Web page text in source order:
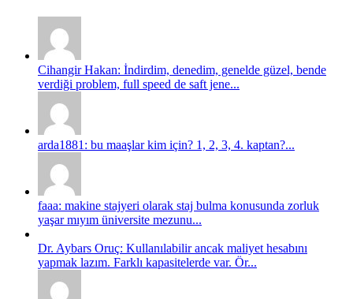
Cihangir Hakan: İndirdim, denedim, genelde güzel, bende
verdiği problem, full speed de saft jene...
arda1881: bu maaşlar kim için? 1, 2, 3, 4. kaptan?...
faaa: makine stajyeri olarak staj bulma konusunda zorluk
yaşar mıyım üniversite mezunu...
Dr. Aybars Oruç: Kullanılabilir ancak maliyet hesabını
yapmak lazım. Farklı kapasitelerde var. Ör...